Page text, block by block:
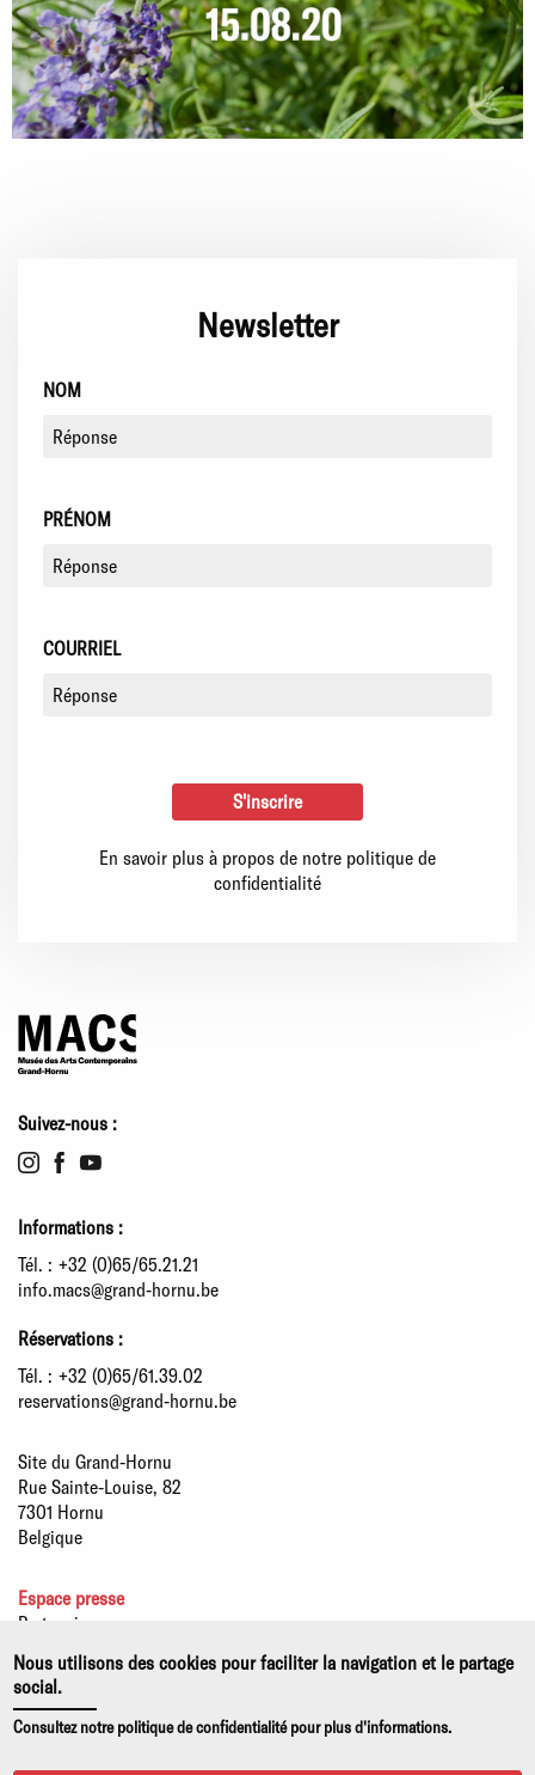
Newsletter
NOM
PRÉNOM
COURRIEL
En savoir plus à propos de notre politique de
confidentialité
Suivez-nous :
Informations :
Tél. : +32 (0)65/65.21.21
info.macs@grand-hornu.be
Réservations :
Tél. : +32 (0)65/61.39.02
reservations@grand-hornu.be
Site du Grand-Hornu
Rue Sainte-Louise, 82
7301 Hornu
Belgique
Espace presse
Partenaires
Offres d'emploi
Notices légales
Nous utilisons des cookies pour faciliter la navigation et le partage
social.
Consultez notre politique de confidentialité pour plus d'informations.